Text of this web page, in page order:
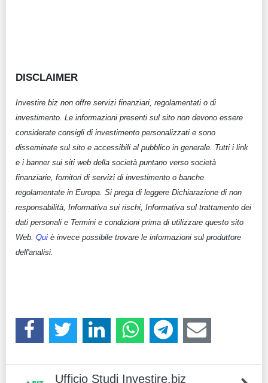
DISCLAIMER
Investire.biz non offre servizi finanziari, regolamentati o di
investimento. Le informazioni presenti sul sito non devono essere
considerate consigli di investimento personalizzati e sono
disseminate sul sito e accessibili al pubblico in generale. Tutti i link
e i banner sui siti web della società puntano verso società
finanziarie, fornitori di servizi di investimento o banche
regolamentate in Europa. Si prega di leggere Dichiarazione di non
responsabilità, Informativa sui rischi, Informativa sul trattamento dei
dati personali e Termini e condizioni prima di utilizzare questo sito
Web. Qui è invece possibile trovare le informazioni sul produttore
dell'analisi.
Ufficio Studi Investire.biz